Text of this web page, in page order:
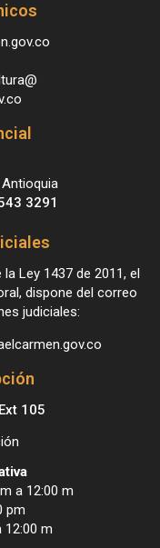
3291
Ley 1437 de 2011, el
dispone del correo
judiciales:
105
a 12:00 m
pm
12:00 m